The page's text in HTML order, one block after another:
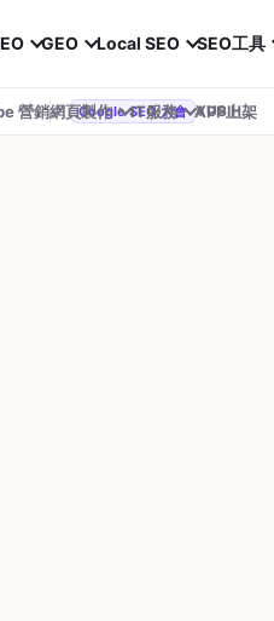
GEO Local SEO SEO工具
營銷網頁製作 IT服務 APP上架
Google SEO 大會 YUSIHK 近期參加 Google Search Central Live